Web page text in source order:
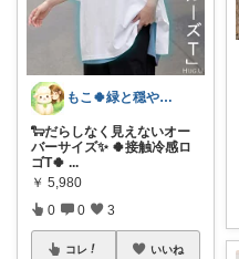
もこ🍀緑と穏やかなくらし🐑🍀
🐑だらしなく見えないオー
バーサイズ✨ 🍀︎接触冷感ロ
ゴT🍀︎ ...
￥ 5,980
0 0 3
コレ いいね